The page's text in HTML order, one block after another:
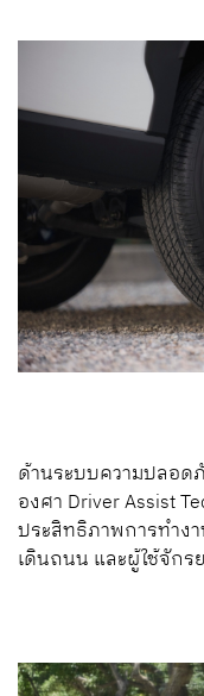
ด้านระบบความปลอด
องศา Driver Assist
ประสิทธิภาพการทำง
เดินถนน และผู้ใช้จักร